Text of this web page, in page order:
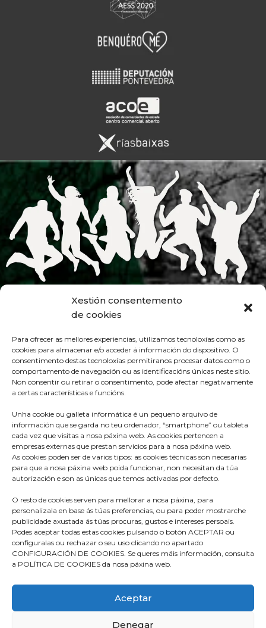
Xestión consentemento
de cookies
Para ofrecer as mellores experiencias, utilizamos tecnoloxías como as
cookies para almacenar e/o acceder á información do dispositivo. O
consentimento destas tecnoloxías permitiranos procesar datos como o
comportamento de navegación ou as identificacións únicas neste sitio.
Non consentir ou retirar o consentimento, pode afectar negativamente
a certas características e funcións.
Unha cookie ou galleta informática é un pequeno arquivo de
información que se garda no teu ordenador, “smartphone” ou tableta
cada vez que visitas a nosa páxina web. As cookies pertencen a
empresas externas que prestan servicios para a nosa páxina web.
As cookies poden ser de varios tipos: as cookies técnicas son necesarias
para que a nosa páxina web poida funcionar, non necesitan da túa
autorización e son as únicas que temos activadas por defecto.
O resto de cookies serven para mellorar a nosa páxina, para
personalizala en base ás túas preferencias, ou para poder mostrarche
publicidade axustada ás túas procuras, gustos e intereses persoais.
Podes aceptar todas estas cookies pulsando o botón ACEPTAR ou
configuralas ou rechazar o seu uso clicando no apartado
CONFIGURACIÓN DE COOKIES. Se queres máis información, consulta
a POLÍTICA DE COOKIES da nosa páxina web.
Aceptar
Denegar
Praza do Concello s/n
36680 A Estrada – Pontevedra
Telf: 986570165
info@aestrada.gal
square